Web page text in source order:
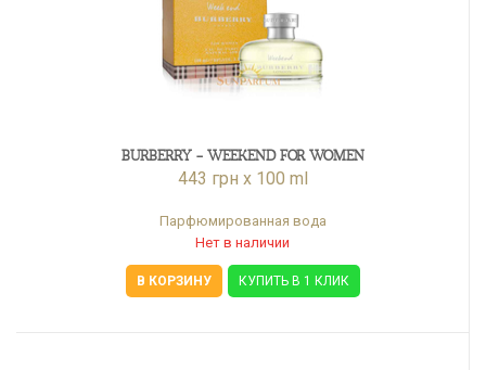
BURBERRY - WEEKEND FOR WOMEN
443 грн x 100 ml
Парфюмированная вода
Нет в наличии
В КОРЗИНУ КУПИТЬ В 1 КЛИК